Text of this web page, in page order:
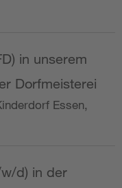
in unserem
Dorfmeisterei
Essen,
d) in der